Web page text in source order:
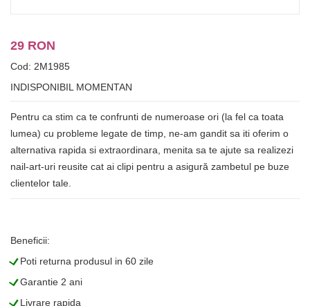
29 RON
Cod: 2M1985
INDISPONIBIL MOMENTAN
Pentru ca stim ca te confrunti de numeroase ori (la fel ca toata
lumea) cu probleme legate de timp, ne-am gandit sa iti oferim o
alternativa rapida si extraordinara, menita sa te ajute sa realizezi
nail-art-uri reusite cat ai clipi pentru a asigură zambetul pe buze
clientelor tale.
Beneficii:
LPoti returna produsul in 60 zile
LGarantie 2 ani
LLivrare rapida